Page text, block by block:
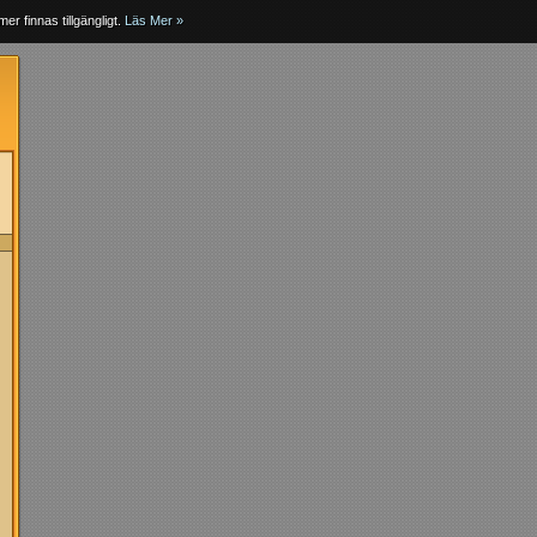
finnas tillgängligt. Läs Mer »